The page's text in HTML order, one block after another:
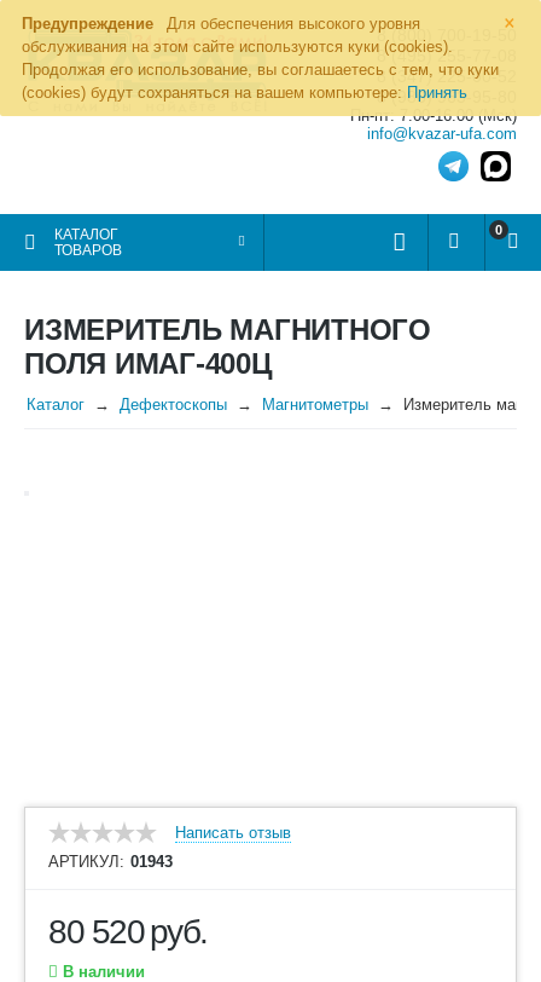
×
Предупреждение
Для обеспечения высокого уровня
обслуживания на этом сайте используются куки (cookies).
Продолжая его использование, вы соглашаетесь с тем, что куки
(cookies) будут сохраняться на вашем компьютере: Принять
8 (800) 700-19-50
8 (495) 255-77-08
8 (347) 225-00-52
8 (986) 963-95-80
Пн-пт: 7.00-16.00 (Мск)
info@kvazar-ufa.com
КАТАЛОГ
ТОВАРОВ
0
ИЗМЕРИТЕЛЬ МАГНИТНОГО
ПОЛЯ ИМАГ-400Ц
Каталог Дефектоскопы Магнитометры Измеритель
Написать отзыв
АРТИКУЛ: 01943
80 520руб.
В наличии